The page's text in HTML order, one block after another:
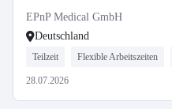
EPnP Medical GmbH
Deutschland
Teilzeit Flexible Arbeitszeiten
28.07.2026